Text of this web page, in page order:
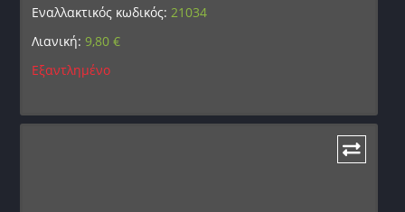
Εναλλακτικός κωδικός:21034
Λιανική:9,80€
Εξαντλημένο